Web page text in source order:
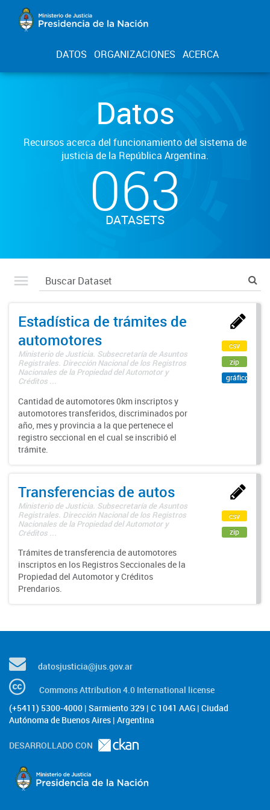
DATOS ORGANIZACIONES ACERCA
Datos
Recursos acerca del funcionamiento del sistema de
justicia de la República Argentina.
063
DATASETS
Estadística de trámites de
automotores
Ministerio de Justicia. Subsecretaría de Asuntos
Registrales. Dirección Nacional de los Registros
Nacionales de la Propiedad del Automotor y
Créditos ...
Cantidad de automotores 0km inscriptos y
automotores transferidos, discriminados por
año, mes y provincia a la que pertenece el
registro seccional en el cual se inscribió el
trámite.
csv
zip
gráfico
Transferencias de autos
Ministerio de Justicia. Subsecretaría de Asuntos
Registrales. Dirección Nacional de los Registros
Nacionales de la Propiedad del Automotor y
Créditos ...
Trámites de transferencia de automotores
inscriptos en los Registros Seccionales de la
Propiedad del Automotor y Créditos
Prendarios.
csv
zip
datosjusticia@jus.gov.ar
Commons Attribution 4.0 International license
(+5411) 5300-4000 | Sarmiento 329 | C 1041 AAG | Ciudad
Autónoma de Buenos Aires | Argentina
DESARROLLADO CON